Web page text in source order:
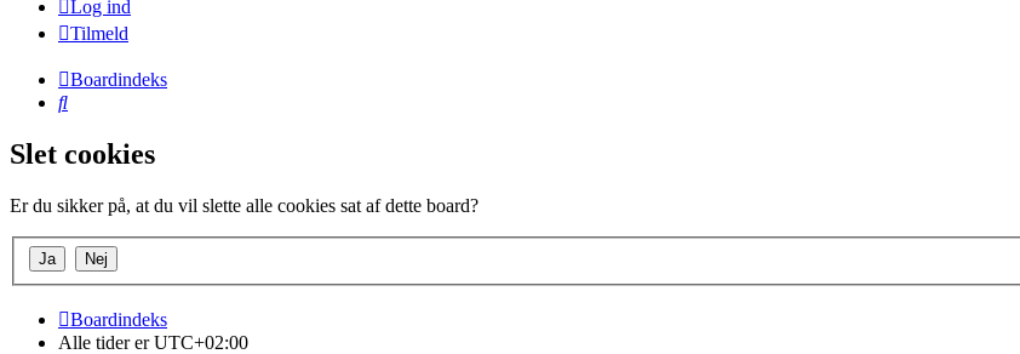
Log ind
Tilmeld
Boardindeks
Søg
Slet cookies
Er du sikker på, at du vil slette alle cookies sat af dette board?
Boardindeks
Alle tider erUTC+02:00